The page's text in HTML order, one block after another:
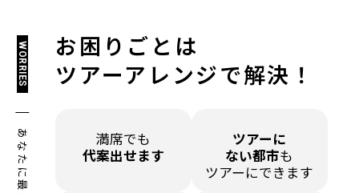
お困りごとは
ツアーアレンジで解決！
WORRIES
満席でも
代案出せます
ツアーに
ない都市も
ツアーにできます